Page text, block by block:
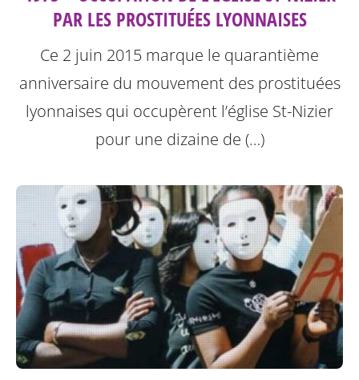
PAR LES PROSTITUÉES LYONNAISES
Ce 2 juin 2015 marque le quarantième
anniversaire du mouvement des prostituées
lyonnaises qui occupèrent l’église St-Nizier
pour une dizaine de (…)